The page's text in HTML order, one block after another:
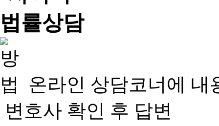
온라인 상담코너에 내
변호사 확인 후 답변